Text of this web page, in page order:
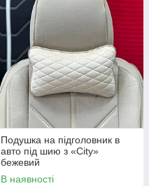
Подушка на підголовник в
авто під шию з «City»
бежевий
В наявності